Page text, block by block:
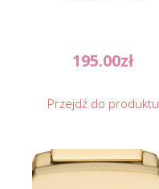
195.00zł
Przejdź do produktu